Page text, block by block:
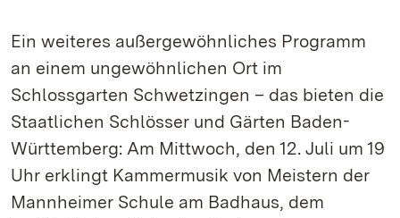
Ein weiteres außergewöhnliches Programm
an einem ungewöhnlichen Ort im
Schlossgarten Schwetzingen – das bieten die
Staatlichen Schlösser und Gärten Baden-
Württemberg: Am Mittwoch, den 12. Juli um 19
Uhr erklingt Kammermusik von Meistern der
Mannheimer Schule am Badhaus, dem